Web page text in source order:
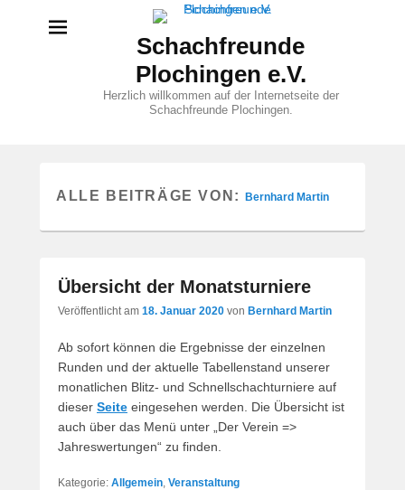
Schachfreunde
Plochingen e.V.
Herzlich willkommen auf der Internetseite der
Schachfreunde Plochingen.
ALLE BEITRÄGE VON:Bernhard Martin
Übersicht der Monatsturniere
Veröffentlicht am 18. Januar 2020 von Bernhard Martin
Ab sofort können die Ergebnisse der einzelnen
Runden und der aktuelle Tabellenstand unserer
monatlichen Blitz- und Schnellschachturniere auf
dieser Seite eingesehen werden. Die Übersicht ist
auch über das Menü unter „Der Verein =>
Jahreswertungen“ zu finden.
Kategorie: Allgemein, Veranstaltung